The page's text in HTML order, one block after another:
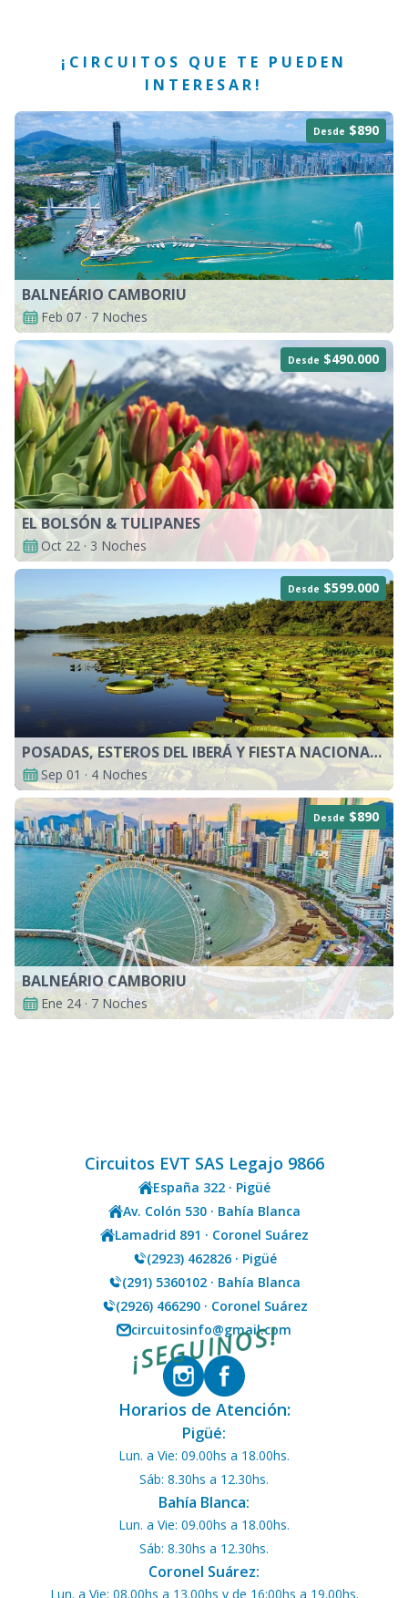
¡CIRCUITOS QUE TE PUEDEN
INTERESAR!
Desde $890
BALNEÁRIO CAMBORIU
Feb 07 · 7 Noches
Desde $490.000
EL BOLSÓN & TULIPANES
Oct 22 · 3 Noches
Desde $599.000
POSADAS, ESTEROS DEL IBERÁ Y FIESTA NACIONAL DEL INMIGRANTE
Sep 01 · 4 Noches
Desde $890
BALNEÁRIO CAMBORIU
Ene 24 · 7 Noches
Horarios de Atención:
Pigüé:
Lun. a Vie: 09.00hs a 18.00hs.
Sáb: 8.30hs a 12.30hs.
Bahía Blanca:
Lun. a Vie: 09.00hs a 18.00hs.
Sáb: 8.30hs a 12.30hs.
Coronel Suárez:
Lun. a Vie: 08.00hs a 13.00hs y de 16:00hs a 19.00hs.
¡SEGUINOS!
Circuitos EVT SAS Legajo 9866
España 322 · Pigüé
Av. Colón 530 · Bahía Blanca
Lamadrid 891 · Coronel Suárez
(2923) 462826 · Pigüé
(291) 5360102 · Bahía Blanca
(2926) 466290 · Coronel Suárez
circuitosinfo@gmail.com